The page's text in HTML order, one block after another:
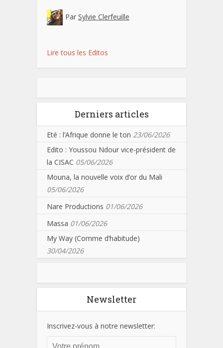
Par Sylvie Clerfeuille
Lire tous les Editos
Derniers articles
Eté : l’Afrique donne le ton 23/06/2026
Edito : Youssou Ndour vice-président de
la CISAC 05/06/2026
Mouna, la nouvelle voix d’or du Mali
05/06/2026
Nare Productions 01/06/2026
Massa 01/06/2026
My Way (Comme d’habitude)
30/04/2026
Newsletter
Inscrivez-vous à notre newsletter: